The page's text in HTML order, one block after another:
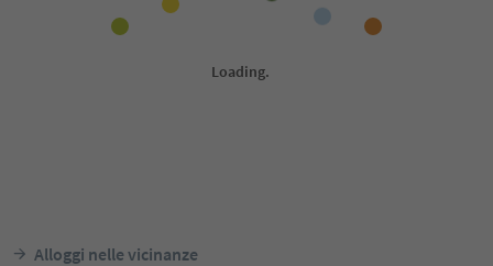
Alloggi nelle vicinanze